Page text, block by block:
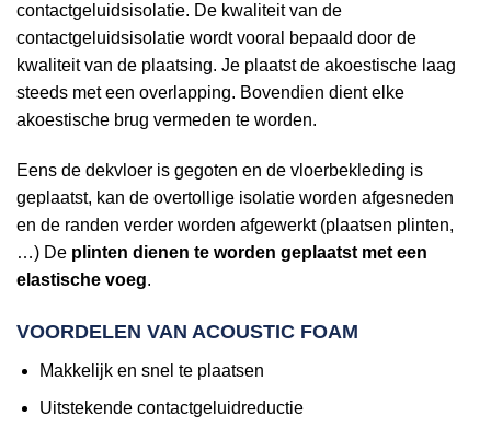
contactgeluidsisolatie. De kwaliteit van de
contactgeluidsisolatie wordt vooral bepaald door de
kwaliteit van de plaatsing. Je plaatst de akoestische laag
steeds met een overlapping. Bovendien dient elke
akoestische brug vermeden te worden.
Eens de dekvloer is gegoten en de vloerbekleding is
geplaatst, kan de overtollige isolatie worden afgesneden
en de randen verder worden afgewerkt (plaatsen plinten,
…) De plinten dienen te worden geplaatst met een
elastische voeg.
VOORDELEN VAN ACOUSTIC FOAM
Makkelijk en snel te plaatsen
Uitstekende contactgeluidreductie